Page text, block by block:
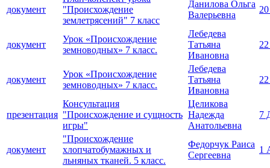
документ
"Происхождение
землетрясений" 7 класс
Данилова Ольга
Валерьевна
документ
Урок «Происхождение
земноводных» 7 класс.
Лебедева
Татьяна
Ивановна
документ
Урок «Происхождение
земноводных» 7 класс.
Лебедева
Татьяна
Ивановна
презентация
Консультация
"Происхождение и сущность
игры"
Целикова
Надежда
Анатольевна
7
документ
"Происхождение
хлопчатобумажных и
льняных тканей. 5 класс.
Федорчук Раиса
Сергеевна
1